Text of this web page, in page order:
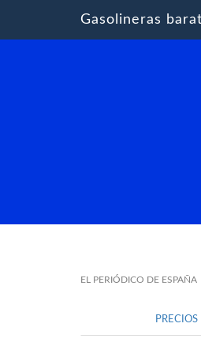
Gasolineras
EL PERIÓDICO DE ESPAÑA
PRECIOS